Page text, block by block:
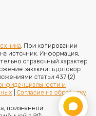
. При копировании
источник. Информация,
справочный характер
заключить договор
статьи 437 (2)
и
Согласие на обработку
признанной